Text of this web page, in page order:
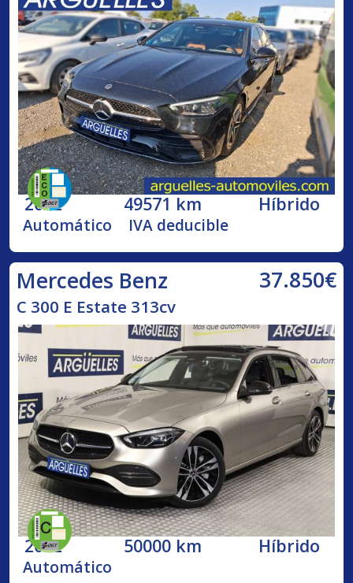
2022 49571 km Híbrido
Automático IVA deducible
Mercedes Benz 37.850€
C 300 E Estate 313cv
2022 50000 km Híbrido
Automático